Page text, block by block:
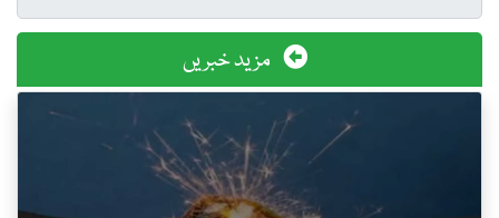
مزید خبریں